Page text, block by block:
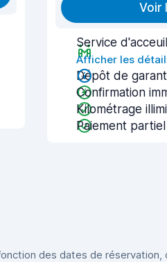
Voir
Service d'acceuil
Afficher les
Dépôt de
Confirmation
Kilométrage
Paiement partiel
des dates de réservation,